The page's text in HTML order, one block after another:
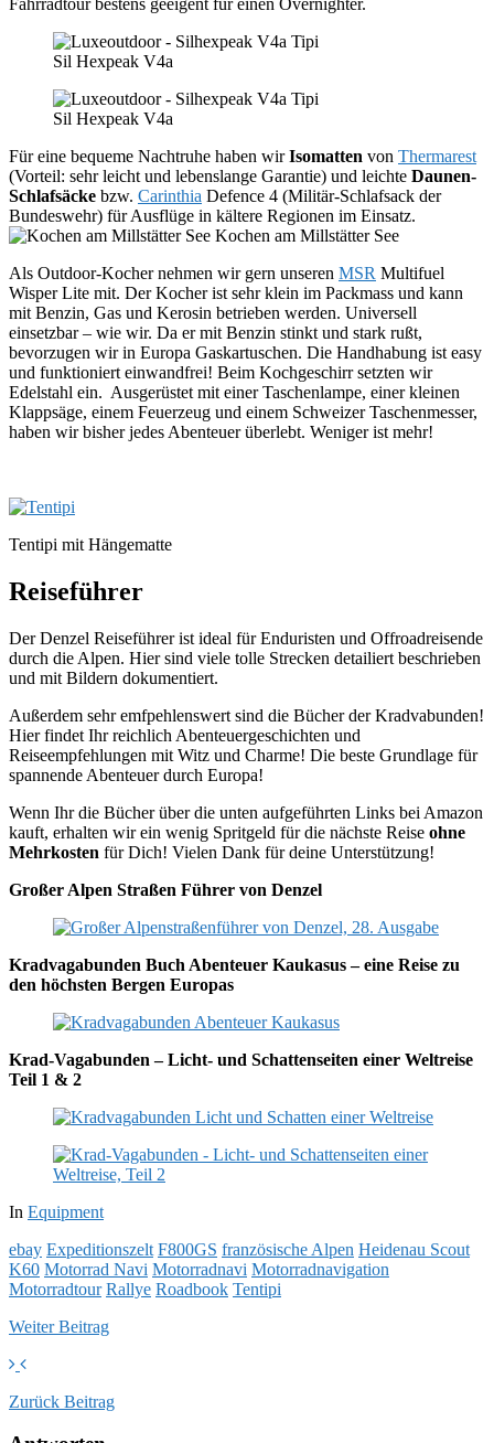
Sil Hexpeak V4a
Sil Hexpeak V4a
Für eine bequeme Nachtruhe haben wirIsomatten von Thermarest
(Vorteil: sehr leicht und lebenslange Garantie) und leichte Daunen-
Schlafsäcke bzw. Carinthia Defence 4 (Militär-Schlafsack der
Bundeswehr) für Ausflüge in kältere Regionen im Einsatz.
Kochen am Millstätter See
Als Outdoor-Kocher nehmen wir gern unseren MSR Multifuel
Wisper Lite mit. Der Kocher ist sehr klein im Packmass und kann
mit Benzin, Gas und Kerosin betrieben werden. Universell
einsetzbar – wie wir. Da er mit Benzin stinkt und stark rußt,
bevorzugen wir in Europa Gaskartuschen. Die Handhabung ist easy
und funktioniert einwandfrei! Beim Kochgeschirr setzten wir
Edelstahl ein. Ausgerüstet mit einer Taschenlampe, einer kleinen
Klappsäge, einem Feuerzeug und einem Schweizer Taschenmesser,
haben wir bisher jedes Abenteuer überlebt. Weniger ist mehr!
Tentipi mit Hängematte
Reiseführer
Der Denzel Reiseführer ist ideal für Enduristen und Offroadreisende
durch die Alpen. Hier sind viele tolle Strecken detailiert beschrieben
und mit Bildern dokumentiert.
Außerdem sehr emfpehlenswert sind die Bücher der Kradvabunden!
Hier findet Ihr reichlich Abenteuergeschichten und
Reiseempfehlungen mit Witz und Charme! Die beste Grundlage für
spannende Abenteuer durch Europa!
Wenn Ihr die Bücher über die unten aufgeführten Links bei Amazon
kauft, erhalten wir ein wenig Spritgeld für die nächste Reise ohne
Mehrkosten für Dich! Vielen Dank für deine Unterstützung!
Großer Alpen Straßen Führer von Denzel
Kradvagabunden Buch Abenteuer Kaukasus – eine Reise zu
den höchsten Bergen Europas
Krad-Vagabunden – Licht- und Schattenseiten einer Weltreise
Teil 1 & 2
In Equipment
ebay Expeditionszelt F800GS französische Alpen Heidenau Scout
K60 Motorrad Navi Motorradnavi Motorradnavigation
Motorradtour Rallye Roadbook Tentipi
WeiterBeitrag
Zurück Beitrag